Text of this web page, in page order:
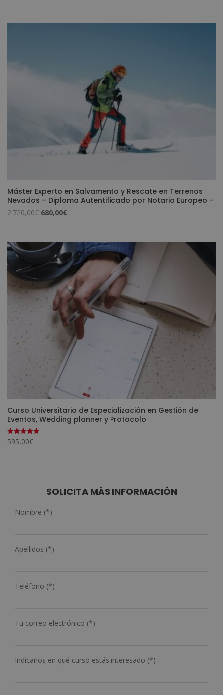
Máster Experto en Salvamento y Rescate en Terrenos
Nevados – Diploma Autentificado por Notario Europeo –
2.720,00€ El
era:
2.720,00€.
680,00€
680,00€.
Curso Universitario de Especialización en Gestión de
Eventos, Wedding planner y Protocolo
Valorado
con
595,00€
SOLICITA MÁS INFORMACIÓN
Nombre (*)
Apellidos (*)
Teléfono (*)
Tu correo electrónico (*)
Indícanos en qué curso estás interesado (*)